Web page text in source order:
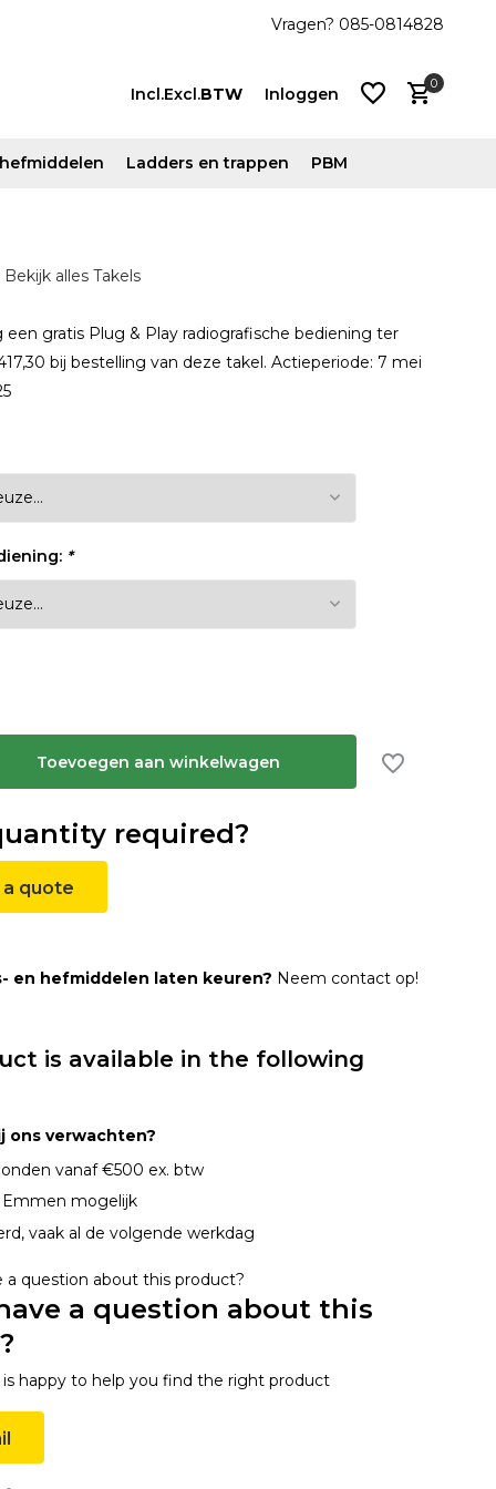
Vanaf €500 ex. btw gratis verzondenVragen? 085-0814828
Incl.Excl.BTW Inloggen
aanmaken
0
Ladders en trappen PBM
Bekijk alles Takels
een gratis Plug & Play radiografische bediening ter
bij bestelling van deze takel. Actieperiode: 7 mei
*
Toevoegen aan winkelwagen
required?
quote
en hefmiddelen laten keuren? Neem contact op!
is available in the following
ons verwachten?
vanaf €500 ex. btw
Emmen mogelijk
vaak al de volgende werkdag
a question about this
happy to help you find the right product